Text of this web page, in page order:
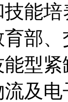
能
部
型
及